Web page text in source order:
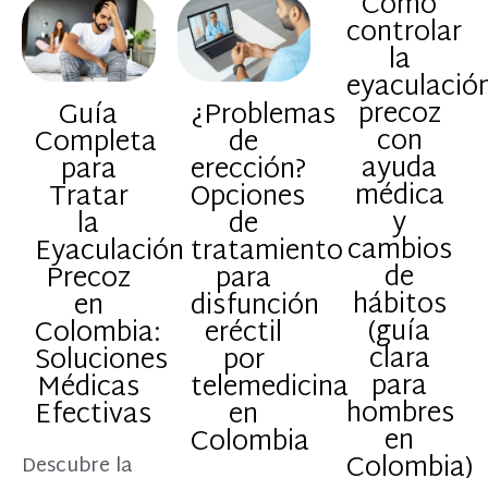
Guía
Completa
para
Tratar
la
Eyaculación
Precoz
en
Colombia:
Soluciones
Médicas
Efectivas
Descubre la
¿Problemas
de
erección?
Opciones
de
tratamiento
para
disfunción
eréctil
por
telemedicina
en
Colombia
controlar
la
precoz
con
ayuda
médica
y
cambios
de
hábitos
(guía
clara
para
hombres
en